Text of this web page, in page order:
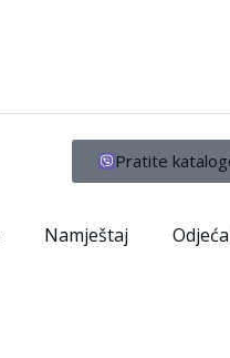
Pratite
Namještaj